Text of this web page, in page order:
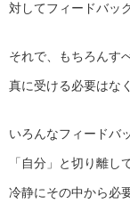
対してフィードバッ
それで、もちろんす
真に受ける必要はな
いろんなフィードバ
「自分」と切り離し
冷静にその中から必